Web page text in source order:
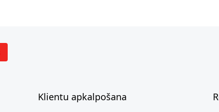
Klientu apkalpošana